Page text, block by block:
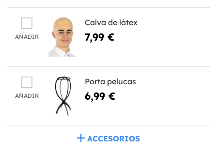
AÑADIR
Calva de látex
7,99 €
AÑADIR
Porta pelucas
6,99 €
ACCESORIOS